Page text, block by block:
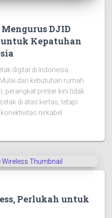
DJID
Kepatuhan
digital di Indonesia
dari kebutuhan rumah
perangkat printer kini tidak
di atas kertas, tetapi
nirkabel
Perlukah untuk